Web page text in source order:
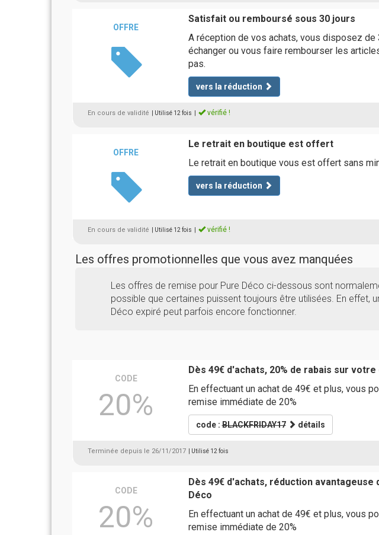
OFFRE
Satisfait ou remboursé sous 30 jours
A réception de vos achats, vous disposez de
échanger ou vous faire rembourser les
pas.
vers la réduction
En cours de validité | Utilisé 12 fois vérifié !
OFFRE
Le retrait en boutique est offert
Le retrait en boutique vous est offert sans
vers la réduction
En cours de validité | Utilisé 12 fois vérifié !
Les offres promotionnelles que vous avez manquées
Les offres de remise pour Pure Déco ci-dessous sont
possible que certaines puissent toujours être utilisées. En effet,
Déco expiré peut parfois encore fonctionner.
CODE
20%
Dès 49€ d'achats, 20% de rabais sur votre
En effectuant un achat de 49€ et plus, vous
remise immédiate de 20%
code :BLACKFRIDAY17 détails
Terminée depuis le 26/11/2017 | Utilisé 12 fois
CODE
20%
Dès 49€ d'achats, réduction avantageuse
Déco
En effectuant un achat de 49€ et plus, vous
remise immédiate de 20%